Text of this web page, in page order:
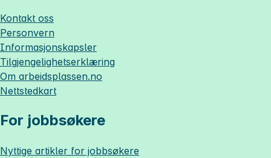
Kontakt oss
Personvern
Informasjonskapsler
Tilgjengelighetserklæring
Om arbeidsplassen.no
Nettstedkart
For jobbsøkere
Nyttige artikler for jobbsøkere